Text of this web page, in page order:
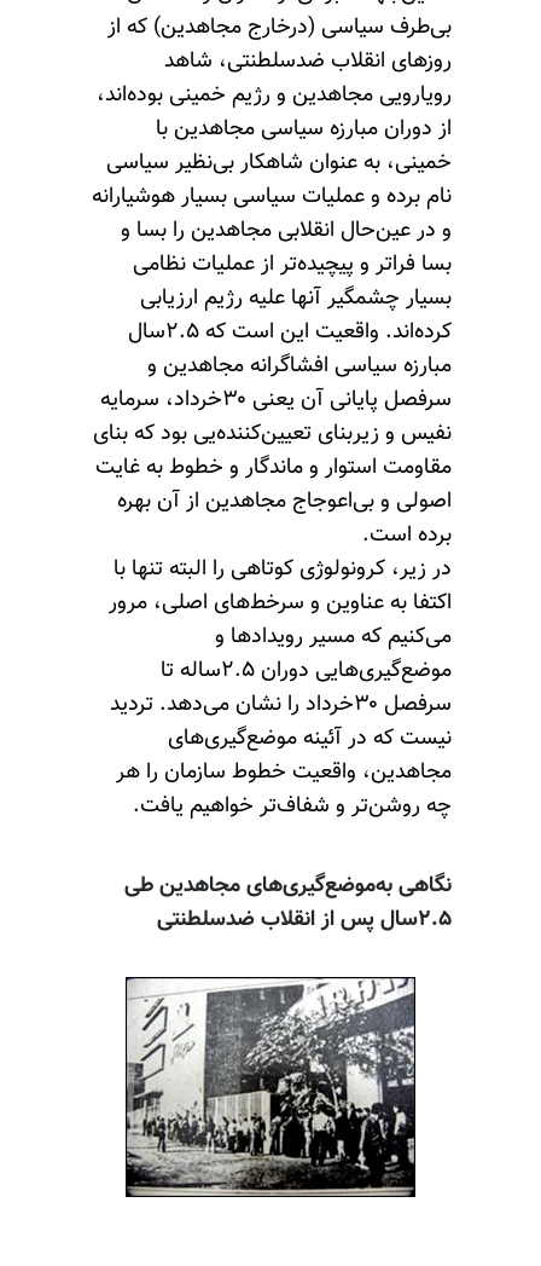
بی‌طرف سیاسی (درخارج مجاهدین) که از
روزهای انقلاب ضدسلطنتی، شاهد
رویارویی مجاهدین و رژیم‌ خمینی بوده‌اند،
از دوران مبارزه سیاسی مجاهدین با
خمینی، به ‌عنوان شاهکار بی‌نظیر سیاسی
نام برده و عملیات سیاسی بسیار هوشیارانه
و در عین‌حال انقلابی مجاهدین را بسا و
بسا فراتر و پیچیده‌تر‌ از عملیات نظامی
بسیار چشمگیر آنها علیه رژیم ارزیابی
کرده‌اند. واقعیت این است که ۲.۵سال
مبارزه سیاسی افشاگرانه مجاهدین و
سرفصل پایانی آن یعنی ۳۰خرداد، سرمایه
نفیس و زیربنای تعیین‌کننده‌یی بود که بنای
مقاومت استوار و ماندگار و خطوط به‌ غایت
اصولی و بی‌اعوجاج مجاهدین از آن بهره
برده است.
در زیر، کرونولوژی کوتاهی را البته تنها با
اکتفا به ‌عناوین و سرخط‌های اصلی، مرور
می‌کنیم که مسیر رویدادها و
موضع‌گیری‌هایی دوران ۲.۵ساله تا
سرفصل ۳۰خرداد را نشان می‌دهد. تردید
نیست که در آئینه موضع‌گیری‌های
مجاهدین، واقعیت خطوط سازمان را هر
چه روشن‌تر و شفاف‌تر خواهیم یافت.
نگاهی به‌موضع‌گیری‌های مجاهدین طی
۲.۵سال پس از انقلاب ضدسلطنتی